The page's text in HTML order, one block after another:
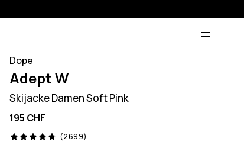
Dope
Adept W
Skijacke Damen Soft Pink
195 CHF
(2699)
2699 Reviews, 4.8/5